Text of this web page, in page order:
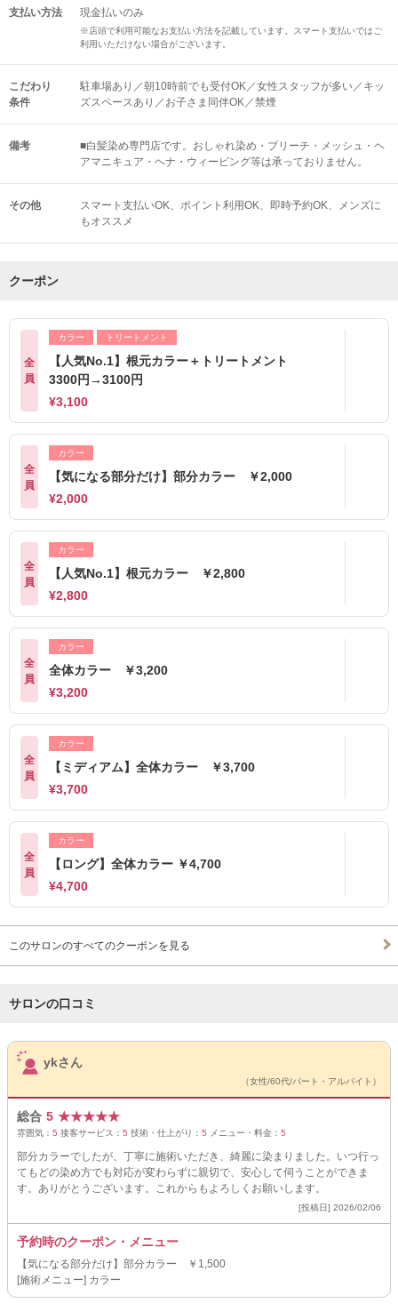
支払い方法 現金払いのみ
※店頭で利用可能なお支払い方法を記載しています。スマート支払いではご
利用いただけない場合がございます。
こだわり
条件
駐車場あり／朝10時前でも受付OK／女性スタッフが多い／キッ
ズスペースあり／お子さま同伴OK／禁煙
備考
■白髪染め専門店です。おしゃれ染め・ブリーチ・メッシュ・ヘ
アマニキュア・ヘナ・ウィービング等は承っておりません。
その他 スマート支払いOK ポイント利用OK 即時予約OK
メンズに
もオススメ
クーポン
全
員
カラー トリートメント
【人気No.1】根元カラー＋トリートメント
3300円→3100円
¥3,100
全
員
カラー
【気になる部分だけ】部分カラー ￥2,000
¥2,000
全
員
カラー
【人気No.1】根元カラー ￥2,800
¥2,800
全
員
カラー
全体カラー ￥3,200
¥3,200
全
員
カラー
【ミディアム】全体カラー ￥3,700
¥3,700
全
員
カラー
【ロング】全体カラー ￥4,700
¥4,700
このサロンのすべてのクーポンを見る
サロンの口コミ
サロンPick Up
ykさん
（女性/60代/パート・アルバイト）
総合 5 ★★★★★
雰囲気： 5 接客サービス： 5 技術・仕上がり： 5 メニュー・料金： 5
部分カラーでしたが、丁寧に施術いただき、綺麗に染まりました。いつ行っ
てもどの染め方でも対応が変わらずに親切で、安心して伺うことができま
す。ありがとうございます。これからもよろしくお願いします。
[投稿日] 2026/02/06
予約時のクーポン・メニュー
【気になる部分だけ】部分カラー ￥1,500
[施術メニュー] カラー